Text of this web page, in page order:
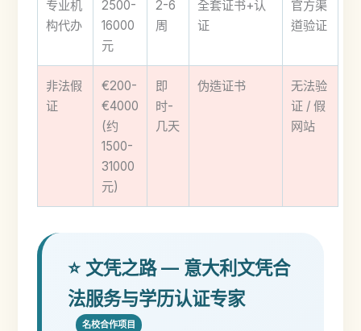
专业机
构代办
2500-
16000
元
2-6
周
全套证书+认
证
官方渠
道验证
非法假
证
€200-
€4000
(约
1500-
31000
元)
即
时-
几天
伪造证书
无法验
证 / 假
网站
⭐ 文凭之路 — 意大利文凭合
法服务与学历认证专家
名校合作项目